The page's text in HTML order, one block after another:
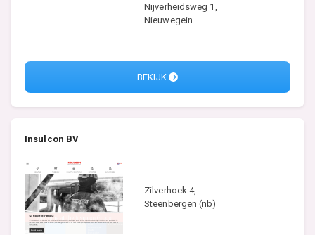
Nijverheidsweg 1,
Nieuwegein
BEKIJK
Insulcon BV
Zilverhoek 4,
Steenbergen (nb)